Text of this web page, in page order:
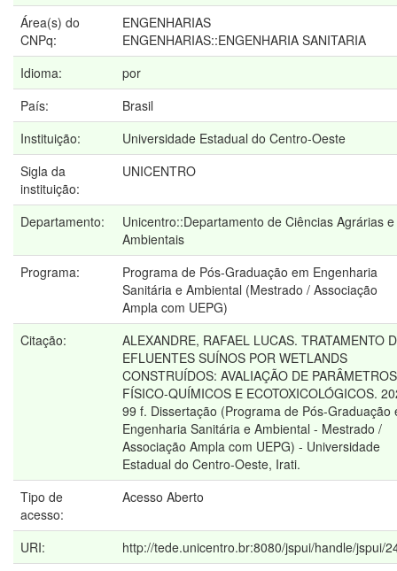
Área(s) do
CNPq:
ENGENHARIAS
ENGENHARIAS::ENGENHARIA SANITARIA
Idioma:
por
País:
Brasil
Instituição:
Universidade Estadual do Centro-Oeste
Sigla da
instituição:
UNICENTRO
Departamento:
Unicentro::Departamento de Ciências Agrárias e
Ambientais
Programa:
Programa de Pós-Graduação em Engenharia
Sanitária e Ambiental (Mestrado / Associação
Ampla com UEPG)
Citação:
ALEXANDRE, RAFAEL LUCAS. TRATAMENTO
EFLUENTES SUÍNOS POR WETLANDS
CONSTRUÍDOS: AVALIAÇÃO DE PARÂMETROS
FÍSICO-QUÍMICOS E ECOTOXICOLÓGICOS.
99 f. Dissertação (Programa de Pós-Graduação
Engenharia Sanitária e Ambiental - Mestrado /
Associação Ampla com UEPG) - Universidade
Estadual do Centro-Oeste, Irati.
Tipo de
acesso:
Acesso Aberto
URI: http://tede.unicentro.br:8080/jspui/handle/jspui/